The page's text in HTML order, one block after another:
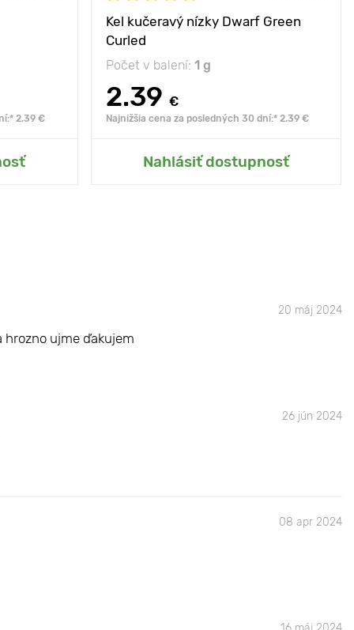
2.39 €
Kel kučeravý nízky Dwarf Green
Curled
Počet v balení: 1 g
2.39 €
Najnižšia cena za posledných 30 dní:* 2.39 €
Nahlásiť dostupnosť
Pridať do mojej záhrady
20 máj 2024
hrozno ujme ďakujem
26 jún 2024
08 apr 2024